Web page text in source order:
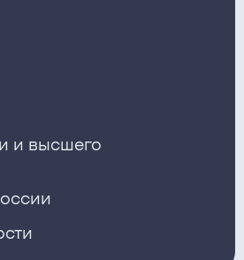
и высшего